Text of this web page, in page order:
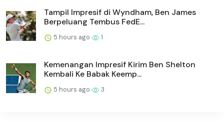
Tampil Impresif di Wyndham, Ben James
Berpeluang Tembus FedE...
5 hours ago 1
Kemenangan Impresif Kirim Ben Shelton
Kembali Ke Babak Keemp...
5 hours ago 3